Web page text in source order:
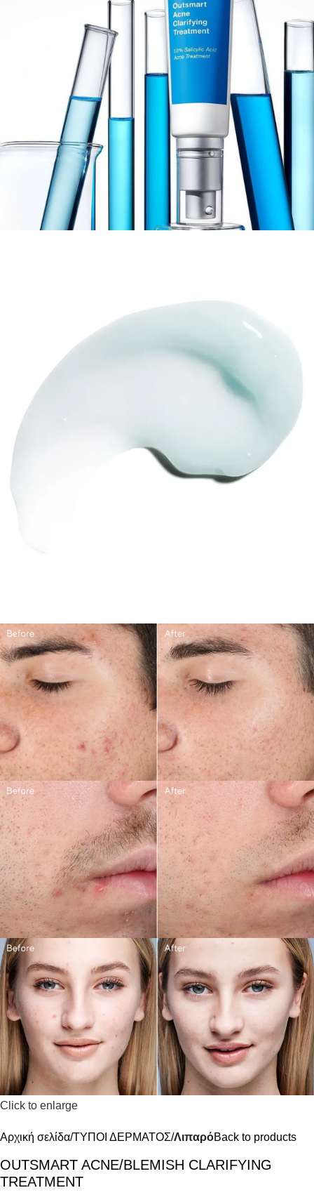
Click to enlarge
Αρχική σελίδα ΤΥΠΟΙ ΔΕΡΜΑΤΟΣ ΛιπαρόBack to products
OUTSMART ACNE/BLEMISH CLARIFYING
TREATMENT